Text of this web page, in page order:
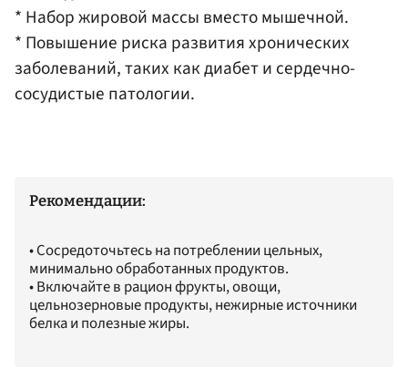
* Набор жировой массы вместо мышечной.​
* Повышение риска развития хронических
заболеваний, таких как диабет и сердечно-
сосудистые патологии.​
Рекомендации:
• Сосредоточьтесь на потреблении цельных,
минимально обработанных продуктов.​
• Включайте в рацион фрукты, овощи,
цельнозерновые продукты, нежирные источники
белка и полезные жиры.​